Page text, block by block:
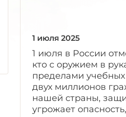
1 июля 2025
1 июля в России
кто с оружием в
пределами
двух миллионов
нашей страны,
угрожает